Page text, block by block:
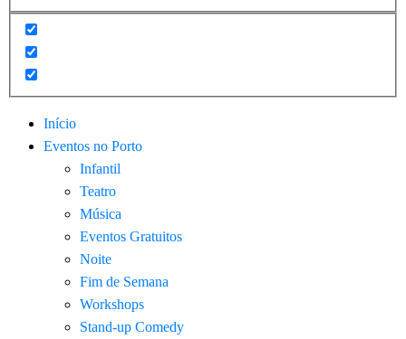
Início
Eventos no Porto
Infantil
Teatro
Música
Eventos Gratuitos
Noite
Fim de Semana
Workshops
Stand-up Comedy